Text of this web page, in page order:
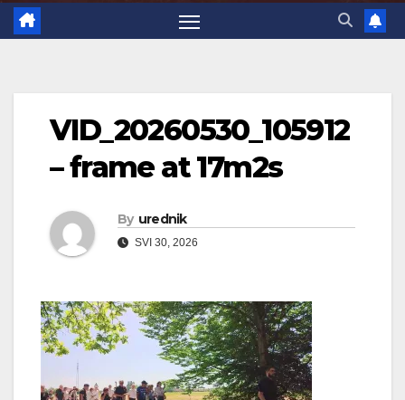
VID_20260530_105912
– frame at 17m2s
By urednik
SVI 30, 2026